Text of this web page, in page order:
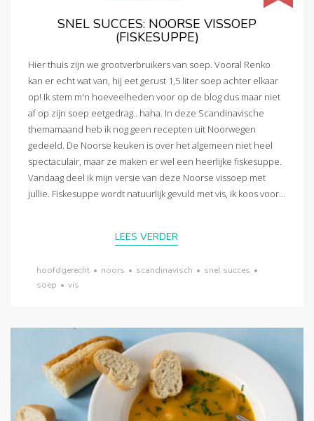
SNEL SUCCES: NOORSE VISSOEP
(FISKESUPPE)
Hier thuis zijn we grootverbruikers van soep. Vooral Renko
kan er echt wat van, hij eet gerust 1,5 liter soep achter elkaar
op! Ik stem m'n hoeveelheden voor op de blog dus maar niet
af op zijn soep eetgedrag.. haha. In deze Scandinavische
themamaand heb ik nog geen recepten uit Noorwegen
gedeeld. De Noorse keuken is over het algemeen niet heel
spectaculair, maar ze maken er wel een heerlijke fiskesuppe.
Vandaag deel ik mijn versie van deze Noorse vissoep met
jullie. Fiskesuppe wordt natuurlijk gevuld met vis, ik koos voor...
LEES VERDER
hoofdgerecht • noors • scandinavisch • snel succes •
soep • vis